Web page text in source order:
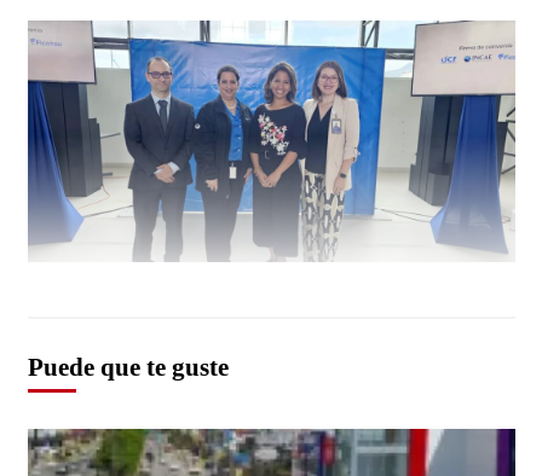
Puede que te guste